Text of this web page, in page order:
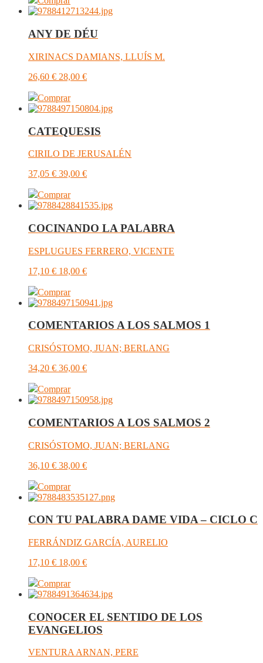
ANY DE DÉU
XIRINACS DAMIANS, LLUÍS M.
26,60 € 28,00 €
Comprar
CATEQUESIS
CIRILO DE JERUSALÉN
37,05 € 39,00 €
Comprar
COCINANDO LA PALABRA
ESPLUGUES FERRERO, VICENTE
17,10 € 18,00 €
Comprar
COMENTARIOS A LOS SALMOS 1
CRISÓSTOMO, JUAN; BERLANG
34,20 € 36,00 €
Comprar
COMENTARIOS A LOS SALMOS 2
CRISÓSTOMO, JUAN; BERLANG
36,10 € 38,00 €
Comprar
CON TU PALABRA DAME VIDA – CICLO C
FERRÁNDIZ GARCÍA, AURELIO
17,10 € 18,00 €
Comprar
CONOCER EL SENTIDO DE LOS
EVANGELIOS
VENTURA ARNAN, PERE